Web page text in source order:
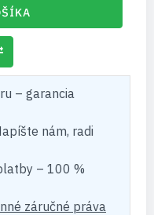
– garancia
nám, radi
– 100 %
záručné práva